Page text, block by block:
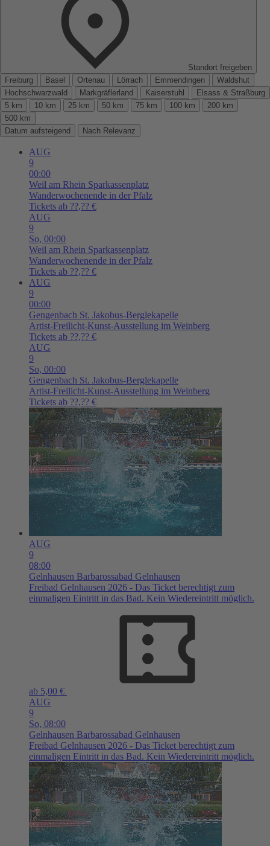
Standort freigeben
Freiburg
Basel Ortenau Lörrach Emmendingen
Waldshut
Hochschwarzwald
Markgräflerland Kaiserstuhl
Elsass & Straßburg
5 km
10 km 25 km 50 km 75 km 100 km
200 km
500 km
Datum aufsteigend
Nach Relevanz
AUG
9
00:00
Weil am Rhein Sparkassenplatz
Wanderwochenende in der Pfalz
Tickets ab ??,?? €
AUG
9
So, 00:00
Weil am Rhein Sparkassenplatz
Wanderwochenende in der Pfalz
Tickets ab ??,?? €
AUG
9
00:00
Gengenbach St. Jakobus-Berglekapelle
Artist-Freilicht-Kunst-Ausstellung im Weinberg
Tickets ab ??,?? €
AUG
9
So, 00:00
Gengenbach St. Jakobus-Berglekapelle
Artist-Freilicht-Kunst-Ausstellung im Weinberg
Tickets ab ??,?? €
AUG
9
08:00
Gelnhausen Barbarossabad Gelnhausen
Freibad Gelnhausen 2026 - Das Ticket berechtigt zum
einmaligen Eintritt in das Bad. Kein Wiedereintritt möglich.
ab 5,00 €
AUG
9
So, 08:00
Gelnhausen Barbarossabad Gelnhausen
Freibad Gelnhausen 2026 - Das Ticket berechtigt zum
einmaligen Eintritt in das Bad. Kein Wiedereintritt möglich.